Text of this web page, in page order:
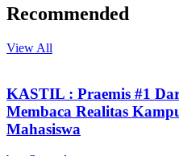
Recommended
View All
KASTIL : Praemis #1
Membaca Realitas
Mahasiswa